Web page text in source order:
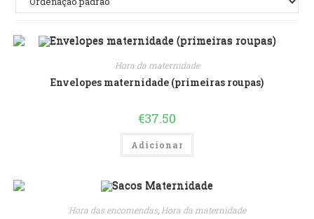
Hora da maternidade
Envelopes maternidade (primeiras roupas)
€37.50
Adicionar
Hora das encomendas, Hora da maternidade